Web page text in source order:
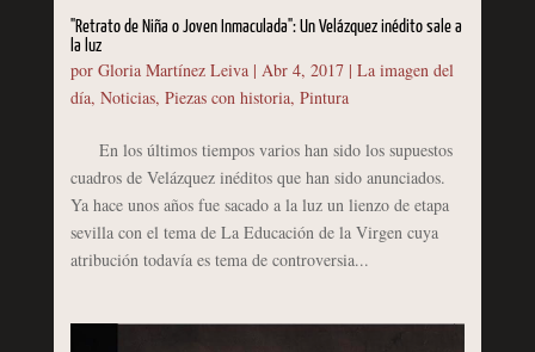
"Retrato de Niña o Joven Inmaculada": Un Velázquez inédito sale a
la luz
por Gloria Martínez Leiva| Abr 4, 2017| La imagen del
día, Noticias, Piezas con historia, Pintura
En los últimos tiempos varios han sido los supuestos
cuadros de Velázquez inéditos que han sido anunciados.
Ya hace unos años fue sacado a la luz un lienzo de etapa
sevilla con el tema de La Educación de la Virgen cuya
atribución todavía es tema de controversia...